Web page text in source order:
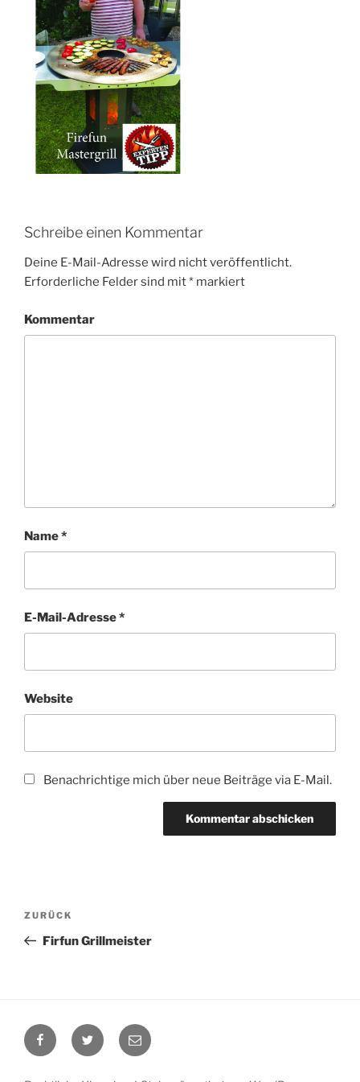
Schreibe einen Kommentar
Deine E-Mail-Adresse wird nicht veröffentlicht.
Erforderliche Felder sind mit* markiert
Kommentar
Name*
E-Mail-Adresse*
Website
Benachrichtige mich über neue Beiträge via E-Mail.
Beitragsnavigation
Vorheriger
Beitrag
ZURÜCK
Firfun Grillmeister
FacebookTwitter E-
Mail